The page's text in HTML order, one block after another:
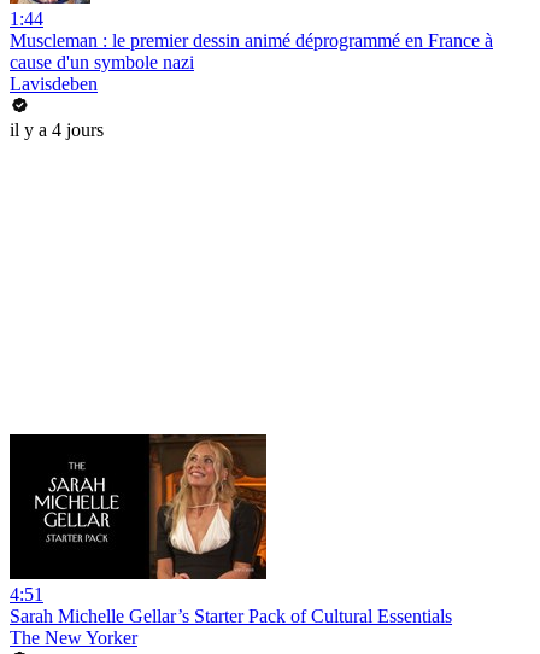
1:44
Muscleman : le premier dessin animé déprogrammé en France à
cause d'un symbole nazi
Lavisdeben
il y a 4 jours
4:51
Sarah Michelle Gellar’s Starter Pack of Cultural Essentials
The New Yorker